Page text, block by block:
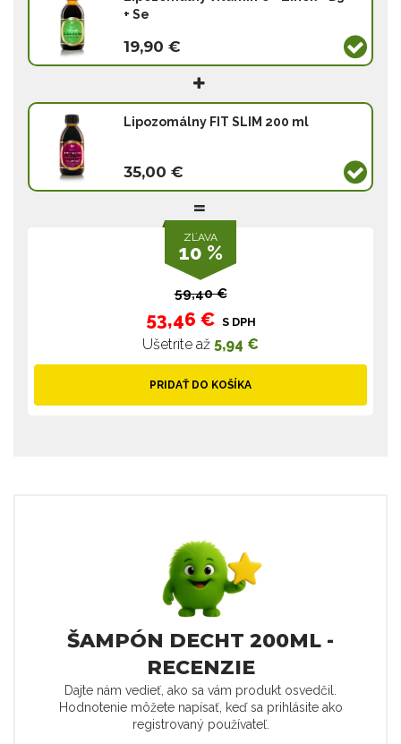
+ Se
19,90 €
Lipozomálny FIT SLIM 200 ml
35,00 €
ZĽAVA
10 %
59,40 €
53,46 € S DPH
Ušetríte až 5,94 €
PRIDAŤ DO KOŠÍKA
ŠAMPÓN DECHT 200ML -
RECENZIE
Dajte nám vedieť, ako sa vám produkt osvedčil.
Hodnotenie môžete napísať, keď sa prihlásite ako
registrovaný používateľ.